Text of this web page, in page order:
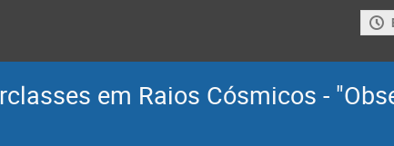
em Raios Cósmicos -